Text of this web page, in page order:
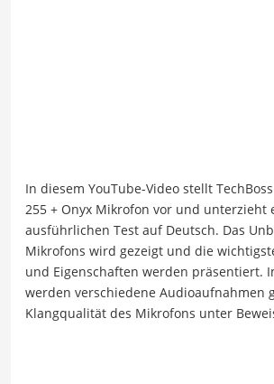
In diesem YouTube-Video stellt
255 + Onyx Mikrofon vor und unterzieht
ausführlichen Test auf Deutsch. Das
Mikrofons wird gezeigt und die
und Eigenschaften werden präsentiert.
werden verschiedene Audioaufnahmen
Klangqualität des Mikrofons unter